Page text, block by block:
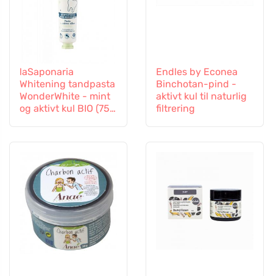
laSaponaria
Whitening tandpasta
WonderWhite - mint
og aktivt kul BIO (75
Endles by Econea
Binchotan-pind -
aktivt kul til naturlig
filtrering